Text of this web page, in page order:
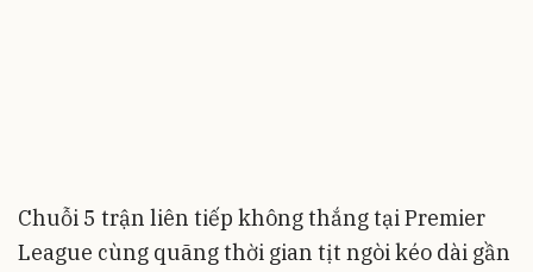
Chuỗi 5 trận liên tiếp không thắng tại Premier
League cùng quãng thời gian tịt ngòi kéo dài gần